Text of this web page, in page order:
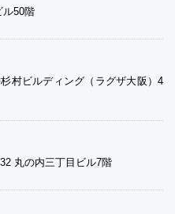
ル50階
村ビルディング（ラグザ大阪）4
丸の内三丁目ビル7階